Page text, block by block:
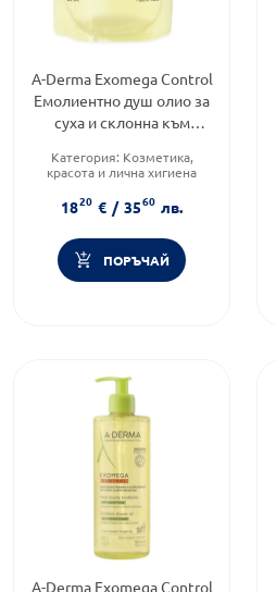
A-Derma Exomega Control
Емолиентно душ олио за
суха и склонна към
500мл
Категория: Козметика,
красота и лична хигиена
Тип козметика:
Дермокозметика
1820 € / 3560 лв.
ПОРЪЧАЙ
A-Derma Exomega Control